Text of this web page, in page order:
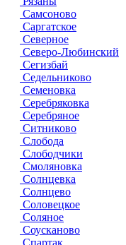
Самсоново
Саргатское
Северное
Северо-Любинский
Сегизбай
Седельниково
Семеновка
Серебряковка
Серебряное
Ситниково
Слобода
Слободчики
Смоляновка
Солнцевка
Солнцево
Соловецкое
Соляное
Соусканово
Спартак